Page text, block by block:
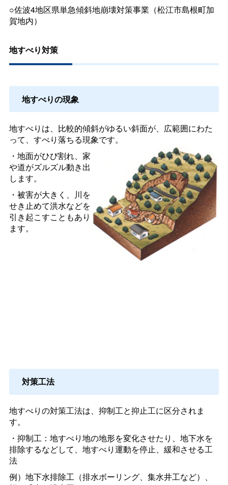
○佐波4地区県単急傾斜地崩壊対策事業（松江市島根町加
賀地内）
地すべり対策
地すべりの現象
地すべりは、比較的傾斜がゆるい斜面が、広範囲にわた
って、すべり落ちる現象です。
・地面がひび割れ、家
や道がズルズル動き出
します。
・被害が大きく、川を
せき止めて洪水などを
引き起こすこともあり
ます。
対策工法
地すべりの対策工法は、抑制工と抑止工に区分されま
す。
・抑制工：地すべり地の地形を変化させたり、地下水を
排除するなどして、地すべり運動を停止、緩和させる工
法
例）地下水排除工（排水ボーリング、集水井工など）、